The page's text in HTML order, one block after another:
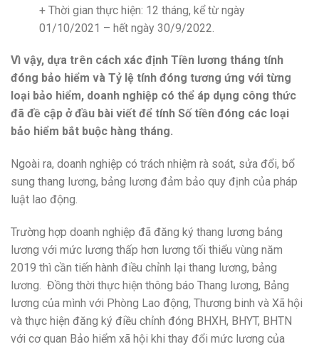
+ Thời gian thực hiện: 12 tháng, kể từ ngày
01/10/2021 – hết ngày 30/9/2022.
Vì vậy, dựa trên cách xác định Tiền lương tháng tính
đóng bảo hiểm và Tỷ lệ tính đóng tương ứng với từng
loại bảo hiểm, doanh nghiệp có thể áp dụng công thức
đã đề cập ở đầu bài viết để tính Số tiền đóng các loại
bảo hiểm bắt buộc hàng tháng.
Ngoài ra, doanh nghiệp có trách nhiệm rà soát, sửa đổi, bổ
sung thang lương, bảng lương đảm bảo quy định của pháp
luật lao động.
Trường hợp doanh nghiệp đã đăng ký thang lương bảng
lương với mức lương thấp hơn lương tối thiểu vùng năm
2019 thì cần tiến hành điều chỉnh lại thang lương, bảng
lương. Đồng thời thực hiện thông báo Thang lương, Bảng
lương của mình với Phòng Lao động, Thương binh và Xã hội
và thực hiện đăng ký điều chỉnh đóng BHXH, BHYT, BHTN
với cơ quan Bảo hiểm xã hội khi thay đổi mức lương của